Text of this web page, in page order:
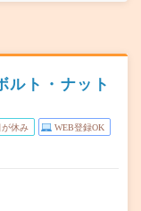
ルト・ナット
が休み WEB登録OK